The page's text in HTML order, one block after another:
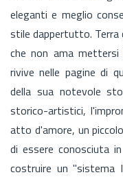
eleganti e meglio
stile dappertutto. Terra
che non ama
rivive nelle pagine di
della sua notevole
storico-artistici,
atto d'amore, un
di essere conosciuta
costruire un "sistema